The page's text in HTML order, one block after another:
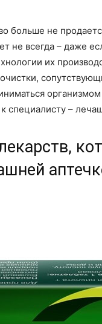
больше не
не всегда – даже
их
специалисту –